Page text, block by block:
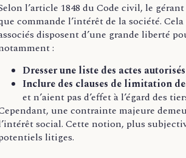
l’article 1848 du Code civil, le
commande l’intérêt de la société.
disposent d’une grande liberté
:
Dresser une liste des actes
Inclure des clauses de limitation
et n’aient pas d’effet à l’égard des
une contrainte majeure
social. Cette notion, plus
litiges.